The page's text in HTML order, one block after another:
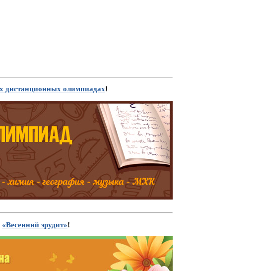
дистанционных олимпиадах!
«Весенний эрудит»!